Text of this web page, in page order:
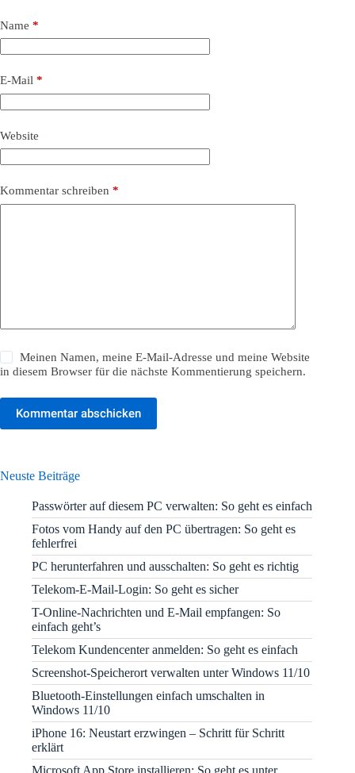
Name *
E-Mail *
Website
Kommentar schreiben *
Meinen Namen, meine E-Mail-Adresse und meine Website
in diesem Browser für die nächste Kommentierung speichern.
Kommentar abschicken
Neuste Beiträge
Passwörter auf diesem PC verwalten: So geht es einfach
Fotos vom Handy auf den PC übertragen: So geht es
fehlerfrei
PC herunterfahren und ausschalten: So geht es richtig
Telekom-E-Mail-Login: So geht es sicher
T-Online-Nachrichten und E-Mail empfangen: So
einfach geht’s
Telekom Kundencenter anmelden: So geht es einfach
Screenshot-Speicherort verwalten unter Windows 11/10
Bluetooth-Einstellungen einfach umschalten in
Windows 11/10
iPhone 16: Neustart erzwingen – Schritt für Schritt
erklärt
Microsoft App Store installieren: So geht es unter